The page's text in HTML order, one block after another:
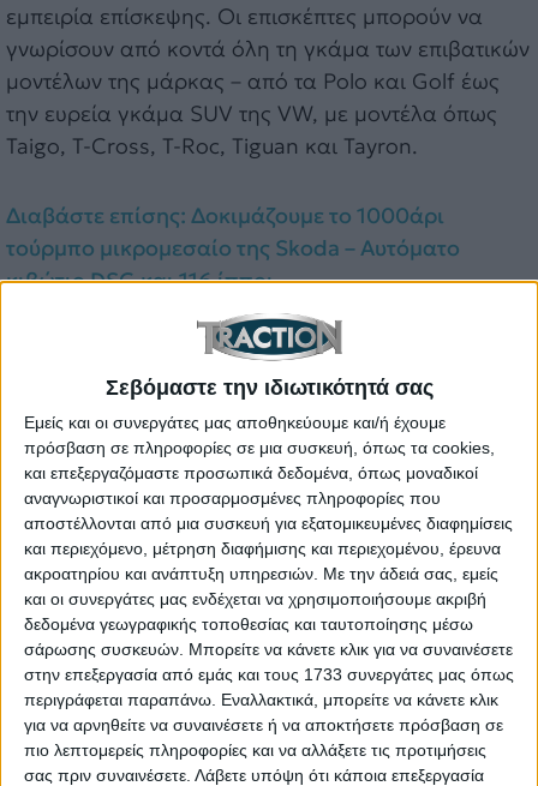
Σεβόμαστε την ιδιωτικότητά σας
Εμείς και οι συνεργάτες μας αποθηκεύουμε και/ή έχουμε
πρόσβαση σε πληροφορίες σε μια συσκευή, όπως τα cookies,
και επεξεργαζόμαστε προσωπικά δεδομένα, όπως μοναδικοί
αναγνωριστικοί και προσαρμοσμένες πληροφορίες που
αποστέλλονται από μια συσκευή για εξατομικευμένες διαφημίσεις
και περιεχόμενο, μέτρηση διαφήμισης και περιεχομένου, έρευνα
ακροατηρίου και ανάπτυξη υπηρεσιών. Με την άδειά σας, εμείς
και οι συνεργάτες μας ενδέχεται να χρησιμοποιήσουμε ακριβή
δεδομένα γεωγραφικής τοποθεσίας και ταυτοποίησης μέσω
σάρωσης συσκευών. Μπορείτε να κάνετε κλικ για να συναινέσετε
στην επεξεργασία από εμάς και τους 1733 συνεργάτες μας όπως
περιγράφεται παραπάνω. Εναλλακτικά, μπορείτε να κάνετε κλικ
για να αρνηθείτε να συναινέσετε ή να αποκτήσετε πρόσβαση σε
πιο λεπτομερείς πληροφορίες και να αλλάξετε τις προτιμήσεις
σας πριν συναινέσετε. Λάβετε υπόψη ότι κάποια επεξεργασία
εμπειρία επίσκεψης. Οι επισκέπτες μπορούν να
γνωρίσουν από κοντά όλη τη γκάμα των επιβατικών
μοντέλων της μάρκας – από τα Polo και Golf έως
την ευρεία γκάμα SUV της VW, με μοντέλα όπως
Taigo, T-Cross, T-Roc, Tiguan και Tayron.
Διαβάστε επίσης: Δοκιμάζουμε το 1000άρι
τούρμπο μικρομεσαίο της Skoda – Αυτόματο
κιβώτιο DSG και 116 ίπποι
Κεντρική θέση καταλαμβάνει και η ηλεκτρική
οικογένεια ID., με τα ID.3, ID.4, ID.5, και ID.7
διαθέσιμα για πλήρη παρουσίαση και test drive.
Η νέα έκθεση φιλοξενεί επίσης επαγγελματικά
μοντέλα της Volkswagen όπως τα Amarok, Caddy,
το νέο Transporter, το Crafter και το αμιγώς
ηλεκτρικό ID. Cargo.
Παράλληλα, οι επισκέπτες μπορούν να
ενημερωθούν για την ευρύτερη γκάμα της μάρκας,
συμπεριλαμβανομένων των lifestyle μοντέλων ID.
Buzz, Multivan, Caravelle και California, τα οποία
είναι διαθέσιμα κατόπιν αιτήματος και για
δοκιμαστική οδήγηση με προγραμματισμένο
ραντεβού.